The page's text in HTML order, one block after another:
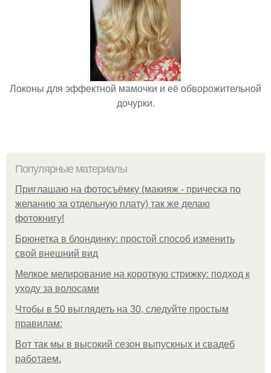
Локоны для эффектной мамочки и её обворожительной
дочурки.
Популярные материалы
Приглашаю на фотосъёмку (макияж - прическа по
желанию за отдельную плату) так же делаю
фотокнигу!
Брюнетка в блондинку: простой способ изменить
свой внешний вид
Мелкое мелирование на короткую стрижку: подход к
уходу за волосами
Чтобы в 50 выглядеть на 30, следуйте простым
правилам:
Вот так мы в высокий сезон выпускных и свадеб
работаем.